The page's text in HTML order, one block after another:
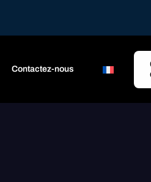
Contactez-nous